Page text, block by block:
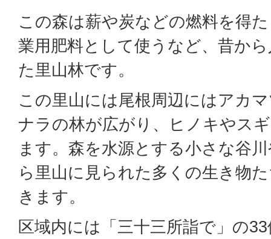
この森は薪や炭などの燃料を得
業用肥料として使うなど、昔か
た里山林です。
この里山には尾根周辺にはアカ
ナラの林が広がり、ヒノキやス
ます。森を水源とする小さな谷
ら里山に見られた多くの生き物
きます。
区域内には「三十三所詣で」の